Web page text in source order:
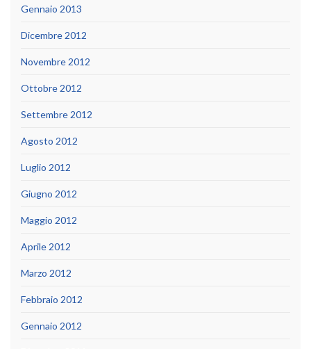
Gennaio 2013
Dicembre 2012
Novembre 2012
Ottobre 2012
Settembre 2012
Agosto 2012
Luglio 2012
Giugno 2012
Maggio 2012
Aprile 2012
Marzo 2012
Febbraio 2012
Gennaio 2012